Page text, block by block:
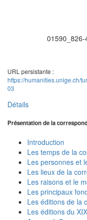
URL persistante :
https://humanities.unige.ch/
03
Détails
Présentation de la
Introduction
Les temps de la
Les personnes et
Les lieux de la
Les raisons et le
Les principaux
Les éditions de la
Les éditions du